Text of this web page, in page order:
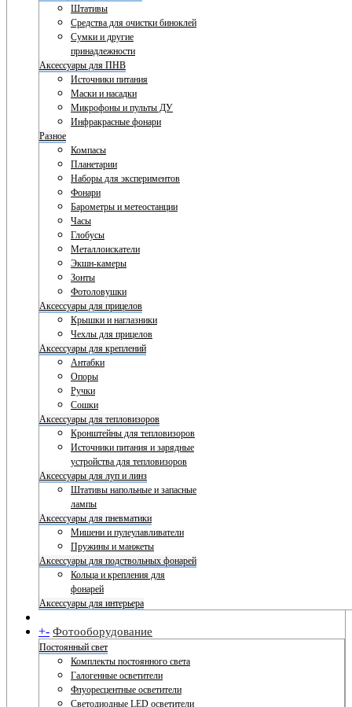
Штативы
Средства для очистки биноклей
Сумки и другие
принадлежности
Аксессуары для ПНВ
Источники питания
Маски и насадки
Микрофоны и пульты ДУ
Инфракрасные фонари
Разное
Компасы
Планетарии
Наборы для экспериментов
Фонари
Барометры и метеостанции
Часы
Глобусы
Металлоискатели
Экшн-камеры
Зонты
Фотоловушки
Аксессуары для прицелов
Крышки и наглазники
Чехлы для прицелов
Аксессуары для креплений
Антабки
Опоры
Ручки
Сошки
Аксессуары для тепловизоров
Кронштейны для тепловизоров
Источники питания и зарядные
устройства для тепловизоров
Аксессуары для луп и линз
Штативы напольные и запасные
лампы
Аксессуары для пневматики
Мишени и пулеулавливатели
Пружины и манжеты
Аксессуары для подствольных фонарей
Кольца и крепления для
фонарей
Аксессуары для интерьера
+- Фотооборудование
Постоянный свет
Комплекты постоянного света
Галогенные осветители
Флуоресцентные осветители
Светодиодные LED осветители